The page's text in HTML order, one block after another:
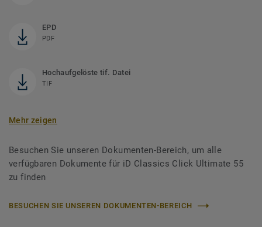
EPD
PDF
Hochaufgelöste tif. Datei
TIF
Mehr zeigen
Besuchen Sie unseren Dokumenten-Bereich, um alle
verfügbaren Dokumente für iD Classics Click Ultimate 55
zu finden
BESUCHEN SIE UNSEREN DOKUMENTEN-BEREICH